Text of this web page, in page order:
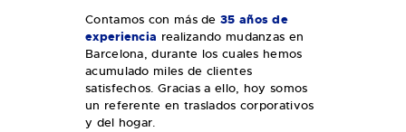
Contamos con más de 35 años de
experiencia realizando mudanzas en
Barcelona, durante los cuales hemos
acumulado miles de clientes
satisfechos. Gracias a ello, hoy somos
un referente en traslados corporativos
y del hogar.